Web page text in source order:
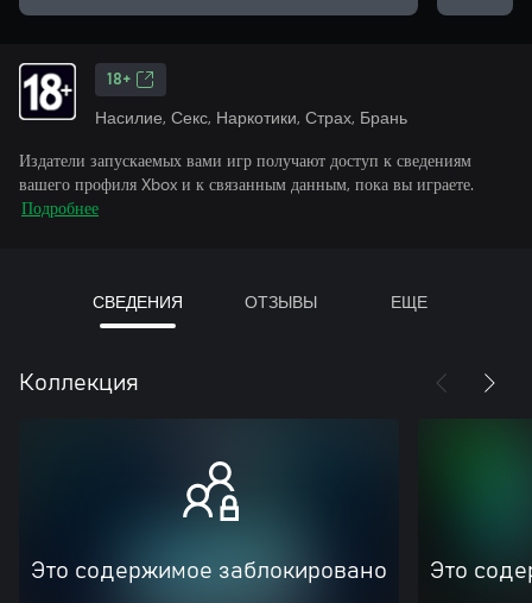
18+
Насилие, Секс, Наркотики, Страх, Брань
Издатели запускаемых вами игр получают доступ к сведениям
вашего профиля Xbox и к связанным данным, пока вы играете.
Подробнее
СВЕДЕНИЯ ОТЗЫВЫ ЕЩЕ
Коллекция
Это содержимое заблокировано Это